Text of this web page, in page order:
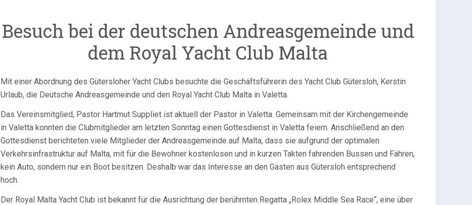
Besuch bei der deutschen Andreasgemeinde und
dem Royal Yacht Club Malta
Mit einer Abordnung des Gütersloher Yacht Clubs besuchte die Geschäftsführerin des Yacht Club Gütersloh, Kerstin
Urlaub, die Deutsche Andreasgemeinde und den Royal Yacht Club Malta in Valetta.
Das Vereinsmitglied, Pastor Hartmut Suppliet ist aktuell der Pastor in Valetta. Gemeinsam mit der Kirchengemeinde
in Valetta konnten die Clubmitglieder am letzten Sonntag einen Gottesdienst in Valetta feiern. Anschließend an den
Gottesdienst berichteten viele Mitglieder der Andreasgemeinde auf Malta, dass sie aufgrund der optimalen
Verkehrsinfrastruktur auf Malta, mit für die Bewohner kostenlosen und in kurzen Takten fahrenden Bussen und Fähren,
kein Auto, sondern nur ein Boot besitzen. Deshalb war das Interesse an den Gästen aus Gütersloh entsprechend
hoch.
Der Royal Malta Yacht Club ist bekannt für die Ausrichtung der berühmten Regatta „Rolex Middle Sea Race“, eine über